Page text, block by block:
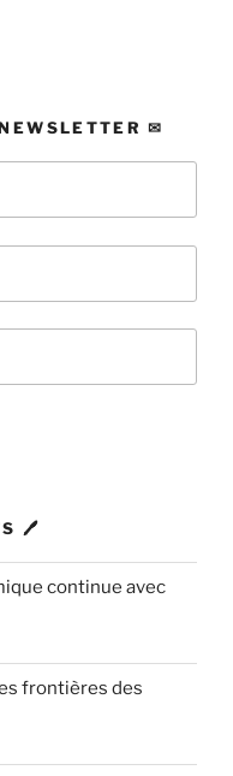
✉
🖊
continue avec
frontières des